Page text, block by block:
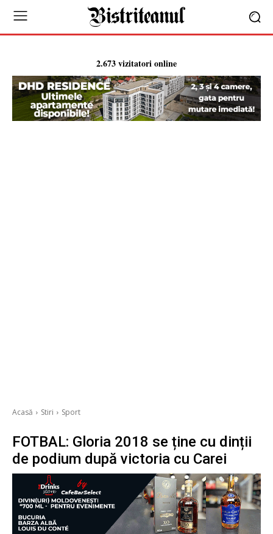
2.673 vizitatori online
Acasă Stiri Sport
FOTBAL: Gloria 2018 se ține cu dinții
de podium după victoria cu Carei